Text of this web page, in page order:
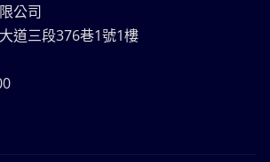
公司
道三段376巷1號1樓